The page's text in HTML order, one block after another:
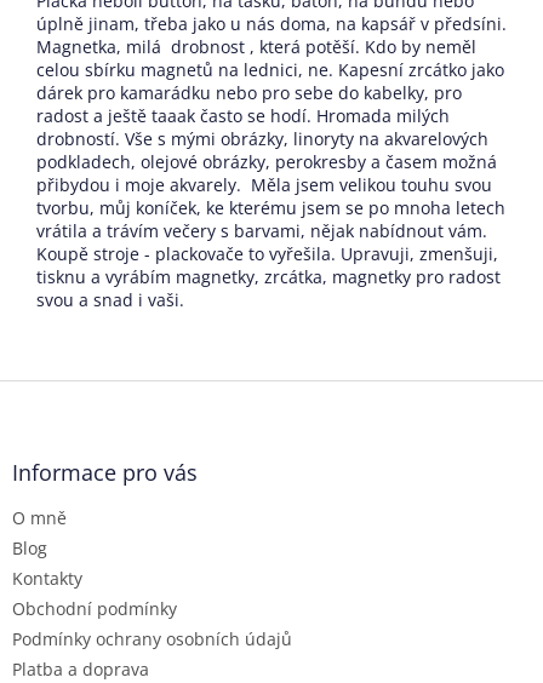
úplně jinam, třeba jako u nás doma, na kapsář v předsíni.
Magnetka, milá drobnost , která potěší. Kdo by neměl
celou sbírku magnetů na lednici, ne. Kapesní zrcátko jako
dárek pro kamarádku nebo pro sebe do kabelky, pro
radost a ještě taaak často se hodí. Hromada milých
drobností. Vše s mými obrázky, linoryty na akvarelových
podkladech, olejové obrázky, perokresby a časem možná
přibydou i moje akvarely. Měla jsem velikou touhu svou
tvorbu, můj koníček, ke kterému jsem se po mnoha letech
vrátila a trávím večery s barvami, nějak nabídnout vám.
Koupě stroje - plackovače to vyřešila. Upravuji, zmenšuji,
tisknu a vyrábím magnetky, zrcátka, magnetky pro radost
svou a snad i vaši.
Z
Informace pro vás
O mně
Blog
Kontakty
Obchodní podmínky
Podmínky ochrany osobních údajů
Platba a doprava